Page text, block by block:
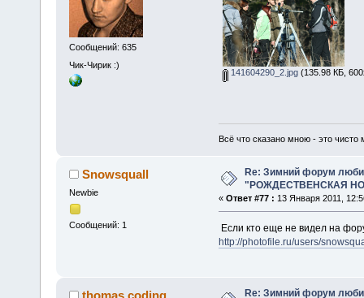
Сообщений: 635
Чик-Чирик :)
141604290_2.jpg(135.98 КБ,
Всё что сказано мною - это чисто
Snowsquall
Newbie
Сообщений: 1
Re: Зимний форум
"РОЖДЕСТВЕНСКАЯ
« Ответ #77 : 13 Января 2011,
Если кто еще не видел на
http://photofile.ru/users/
Re: Зимний форум